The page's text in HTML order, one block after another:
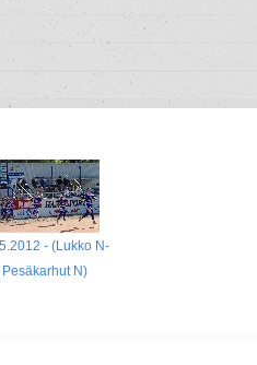
- (Lukko N-
Pesäkarhut N)